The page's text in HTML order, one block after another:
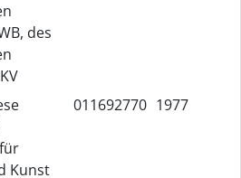
des
Kunst
011692770 1977